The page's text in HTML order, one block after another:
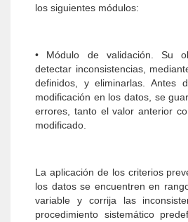
los siguientes módulos:
• Módulo de validación. Su
detectar inconsistencias,
definidos, y eliminarlas. Antes
modificación en los datos, se
errores, tanto el valor anterior
modificado.
La aplicación de los criterios
los datos se encuentren en
variable y corrija las
procedimiento sistemático